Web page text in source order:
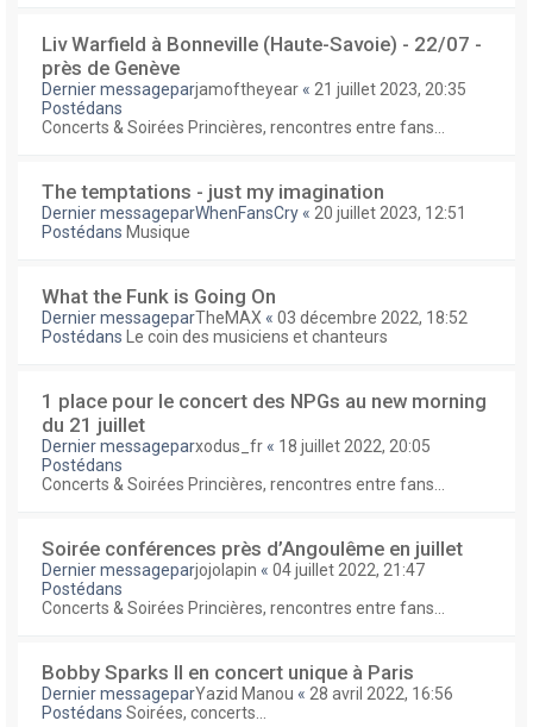
Liv Warfield à Bonneville (Haute-Savoie) - 22/07 -
près de Genève
Dernier messageparjamoftheyear « 21 juillet 2023, 20:35
Postédans
Concerts & Soirées Princières, rencontres entre fans...
The temptations - just my imagination
Dernier messageparWhenFansCry « 20 juillet 2023, 12:51
Postédans Musique
What the Funk is Going On
Dernier messageparTheMAX « 03 décembre 2022, 18:52
Postédans
Le coin des musiciens et chanteurs
1 place pour le concert des NPGs au new morning
du 21 juillet
Dernier messageparxodus_fr « 18 juillet 2022, 20:05
Postédans
Concerts & Soirées Princières, rencontres entre fans...
Soirée conférences près d’Angoulême en juillet
Dernier messageparjojolapin « 04 juillet 2022, 21:47
Postédans
Concerts & Soirées Princières, rencontres entre fans...
Bobby Sparks II en concert unique à Paris
Dernier messageparYazid Manou « 28 avril 2022, 16:56
Postédans Soirées, concerts...